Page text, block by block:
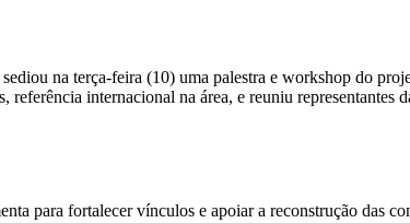
na terça-feira (10) uma palestra e workshop do
internacional na área, e reuniu
para fortalecer vínculos e apoiar a reconstrução das